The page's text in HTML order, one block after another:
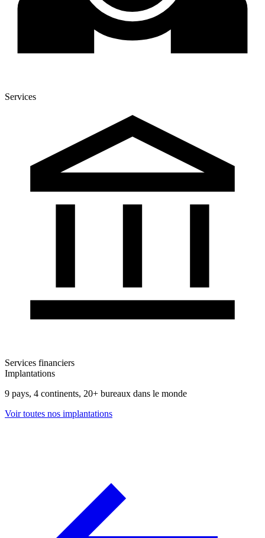
Services
Services financiers
Implantations
9 pays, 4 continents, 20+ bureaux dans le monde
Voir toutes nos implantations